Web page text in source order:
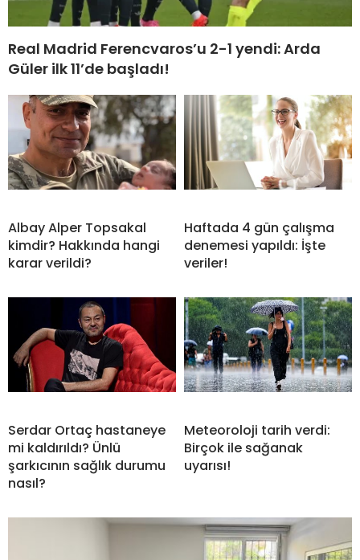
Real Madrid Ferencvaros’u 2-1 yendi: Arda
Güler ilk 11’de başladı!
Albay Alper Topsakal
kimdir? Hakkında hangi
karar verildi?
Haftada 4 gün çalışma
denemesi yapıldı: İşte
veriler!
Serdar Ortaç hastaneye
mi kaldırıldı? Ünlü
şarkıcının sağlık durumu
nasıl?
Meteoroloji tarih verdi:
Birçok ile sağanak
uyarısı!